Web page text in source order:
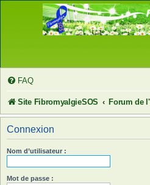
FAQ
Site FibromyalgieSOS Forum de
Connexion
Nom d’utilisateur :
Mot de passe :